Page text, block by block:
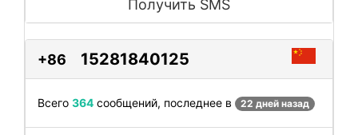
Получить SMS
+86 15281840125
Всего 364 сообщений, последнее в 22 дней назад